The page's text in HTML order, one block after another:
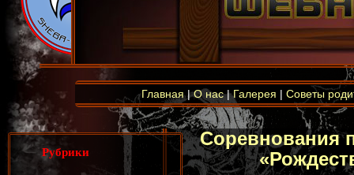
Главная|О нас|Галерея | Советы
Соревнования
Рубрики